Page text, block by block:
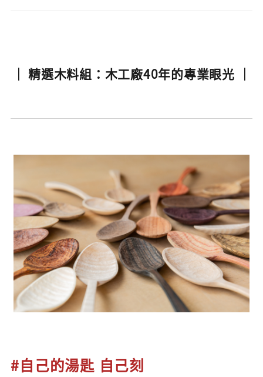
｜ 精選木料組：木工廠40年的專業眼光 ｜
#自己的湯匙 自己刻